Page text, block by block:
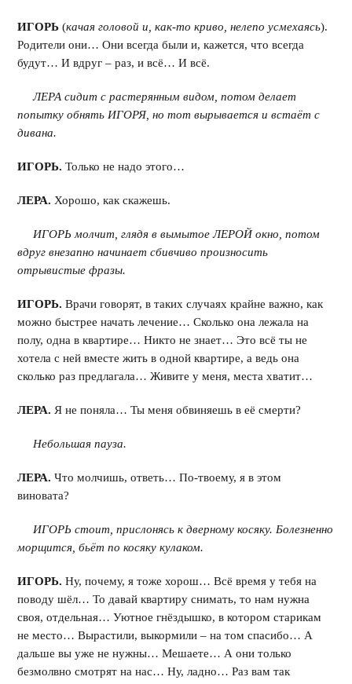
ИГОРЬ (качая головой и, как-то криво, нелепо усмехаясь).
Родители они… Они всегда были и, кажется, что всегда
будут… И вдруг – раз, и всё… И всё.
ЛЕРА сидит с растерянным видом, потом делает
попытку обнять ИГОРЯ, но тот вырывается и встаёт с
дивана.
ИГОРЬ. Только не надо этого…
ЛЕРА. Хорошо, как скажешь.
ИГОРЬ молчит, глядя в вымытое ЛЕРОЙ окно, потом
вдруг внезапно начинает сбивчиво произносить
отрывистые фразы.
ИГОРЬ. Врачи говорят, в таких случаях крайне важно, как
можно быстрее начать лечение… Сколько она лежала на
полу, одна в квартире… Никто не знает… Это всё ты не
хотела с ней вместе жить в одной квартире, а ведь она
сколько раз предлагала… Живите у меня, места хватит…
ЛЕРА. Я не поняла… Ты меня обвиняешь в её смерти?
Небольшая пауза.
ЛЕРА. Что молчишь, ответь… По-твоему, я в этом
виновата?
ИГОРЬ стоит, прислонясь к дверному косяку. Болезненно
морщится, бьёт по косяку кулаком.
ИГОРЬ. Ну, почему, я тоже хорош… Всё время у тебя на
поводу шёл… То давай квартиру снимать, то нам нужна
своя, отдельная… Уютное гнёздышко, в котором старикам
не место… Вырастили, выкормили – на том спасибо… А
дальше вы уже не нужны… Мешаете… А они только
безмолвно смотрят на нас… Ну, ладно… Раз вам так